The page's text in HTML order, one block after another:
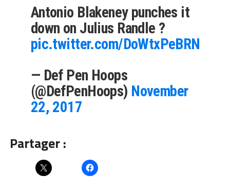
Antonio Blakeney punches it
down on Julius Randle ?
pic.twitter.com/DoWtxPeBRN
— Def Pen Hoops
(@DefPenHoops) November
22, 2017
Partager :